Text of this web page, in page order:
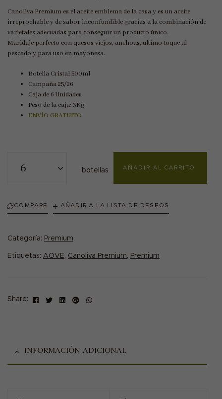
Canoliva Premium es el aceite emblema de la casa y es un aceite
irreprochable y de sabor inconfundible gracias a la combinación de
varietales adecuadas para conseguir un producto único.
Maridaje perfecto con quesos viejos, anchoas, ultimo toque al
pescado y para uso en mayonesa.
Botella Cristal 500ml
Campaña 25/26
Caja de 6 Unidades
Peso de la caja: 3Kg
ENVÍO GRATUITO
botellas AÑADIR AL CARRITO
COMPARE AÑADIR A LA LISTA DE DESEOS
Categoría: Premium
Etiquetas: AOVE, Canoliva Premium, Premium
Share: Facebook
TwitterLinkedinGoogle+
INFORMACIÓN ADICIONAL